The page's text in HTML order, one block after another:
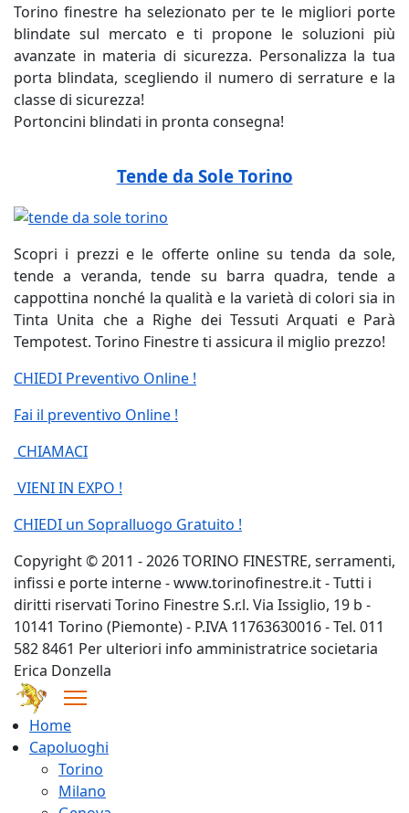
Torino finestre ha selezionato per te le migliori porte
blindate sul mercato e ti propone le soluzioni più
avanzate in materia di sicurezza. Personalizza la tua
porta blindata, scegliendo il numero di serrature e la
classe di sicurezza!
Portoncini blindati in pronta consegna!
Tende da Sole Torino
Scopri i prezzi e le offerte online su tenda da sole,
tende a veranda, tende su barra quadra, tende a
cappottina nonché la qualità e la varietà di colori sia in
Tinta Unita che a Righe dei Tessuti Arquati e Parà
Tempotest. Torino Finestre ti assicura il miglio prezzo!
CHIEDI Preventivo Online !
Fai il preventivo Online !
CHIAMACI
VIENI IN EXPO !
CHIEDI un Sopralluogo Gratuito !
Copyright © 2011 - 2026 TORINO FINESTRE, serramenti,
infissi e porte interne - www.torinofinestre.it - Tutti i
diritti riservati Torino Finestre S.r.l. Via Issiglio, 19 b -
10141 Torino (Piemonte) - P.IVA 11763630016 - Tel. 011
582 8461 Per ulteriori info amministratrice societaria
Erica Donzella
Home
Capoluoghi
Torino
Milano